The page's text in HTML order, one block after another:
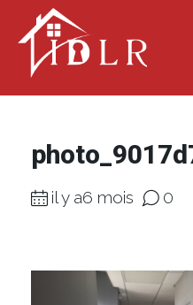
il y a6 mois 0